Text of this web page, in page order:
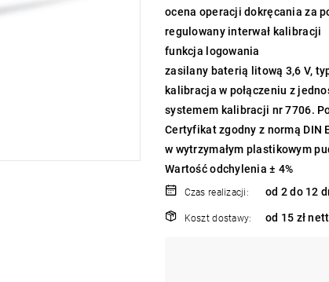
ocena operacji dokręcania za
regulowany interwał kalibracji
funkcja logowania
zasilany baterią litową 3,6 V,
kalibracja w połączeniu z
systemem kalibracji nr 7706.
Certyfikat zgodny z normą DIN
w wytrzymałym plastikowym
Wartość odchylenia ± 4%
Czas realizacji: od 2 do 12
Koszt dostawy: od 15 zł